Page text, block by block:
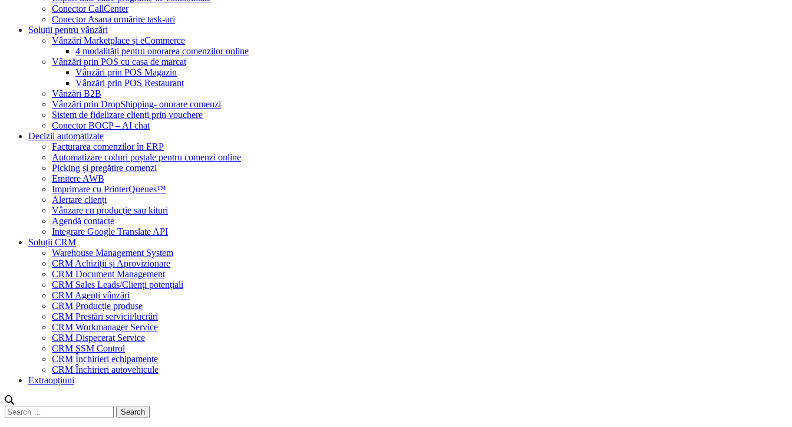
Conector CallCenter
Conector Asana urmărire task-uri
Soluții pentru vânzări
Vânzări Marketplace și eCommerce
4 modalități pentru onorarea comenzilor online
Vânzări prin POS cu casa de marcat
Vânzări prin POS Magazin
Vânzări prin POS Restaurant
Vânzări B2B
Vânzări prin DropShipping- onorare comenzi
Sistem de fidelizare clienți prin vouchere
Conector BOCP – AI chat
Decizii automatizate
Facturarea comenzilor în ERP
Automatizare coduri poștale pentru comenzi online
Picking și pregătire comenzi
Emitere AWB
Imprimare cu PrinterQueues™
Alertare clienți
Vânzare cu producție sau kituri
Agendă contacte
Integrare Google Translate API
Soluții CRM
Warehouse Management System
CRM Achiziții și Aprovizionare
CRM Document Management
CRM Sales Leads/Clienți potențiali
CRM Agenți vânzări
CRM Producție produse
CRM Prestări servicii/lucrări
CRM Workmanager Service
CRM Dispecerat Service
CRM SSM Control
CRM Închirieri echipamente
CRM Închirieri autovehicule
Extraopțiuni